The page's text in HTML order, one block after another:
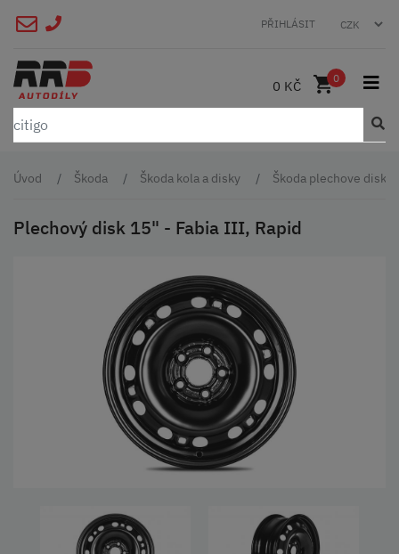
PŘIHLÁSIT
0 KČ 0
Úvod Škoda Škoda kola a disky Škoda plechove disky
Plechový disk 15" - Fabia III, Rapid